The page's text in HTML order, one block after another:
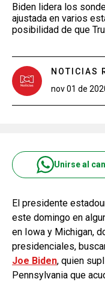
Biden lidera los
ajustada en varios
posibilidad de que
NOTICIAS
nov 01 de
Unirse al
El presidente
este domingo en
en Iowa y Michigan,
presidenciales,
Joe Biden, quien
Pennsylvania que